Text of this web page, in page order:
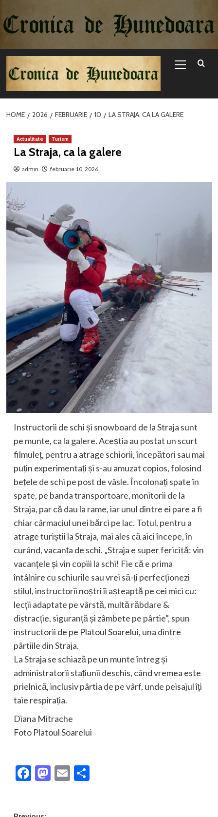
la
conținut
Menu
HOME 2026 FEBRUARIE 10 LA STRAJA, CA LA GALERE
Actualitate Turism
La Straja, ca la galere
admin februarie 10, 2026
Instructorii de schi și snowboard de la Straja sunt
pe munte, ca la galere. Aceștia au postat un scurt
filmuleț, pentru a atrage schiorii, începători sau mai
puțin experimentați și s-au amuzat copios, folosind
bețele de schi pe post de vâsle. Încolonați spate în
spate, pe banda transportoare, monitorii de la
Straja, par că dau la rame, iar unul dintre ei pare a fi
chiar cârmaciul unei bărci pe lac. Totul, pentru a
atrage turiștii la Straja, mai ales că aici începe, în
curând, vacanța de schi. „Straja e super fericită: vin
vacanțele și vin copiii la schi! Fie că e prima
întâlnire cu schiurile sau vrei să-ți perfecționezi
stilul, instructorii noștri îi așteaptă pe cei mici cu:
lecții adaptate pe vârstă, multă răbdare &
distracție, siguranță și zâmbete pe pârtie”, spun
instructorii de pe Platoul Soarelui, una dintre
pârtiile din Straja.
La Straja se schiază pe un munte întreg și
administratorii stațiunii deschis, când vremea este
prielnică, inclusiv pârtia de pe vârf, unde peisajul îți
taie respirația.
Diana Mitrache
Foto Platoul Soarelui
Facebook
Mastodon
EmailPartajează